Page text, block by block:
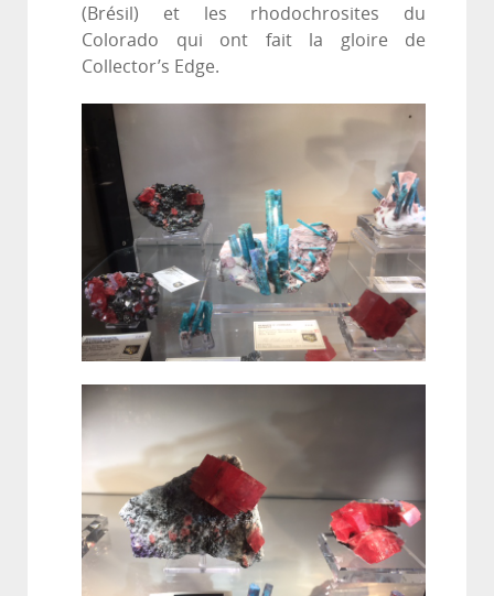
(Brésil) et les rhodochrosites du
Colorado qui ont fait la gloire de
Collector’s Edge.